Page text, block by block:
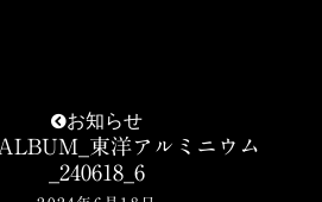
お知らせ
東洋アルミニウム
_240618_6